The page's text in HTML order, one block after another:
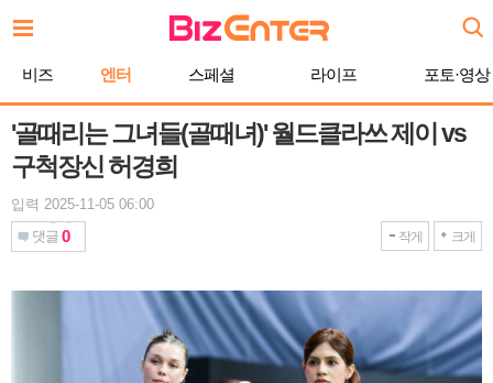
문
비즈 엔터 스페셜 라이프 포토·영상
'골때리는 그녀들(골때녀)' 월드클라쓰 제이 vs
구척장신 허경희
입력 2025-11-05 06:00
댓글 0 작게 크게